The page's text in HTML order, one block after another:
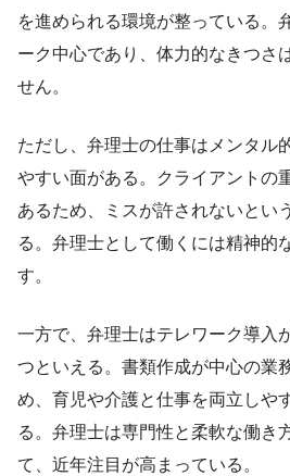
を進められる環境が整っている。
ーク中心であり、体力的なきつさ
せん。
ただし、弁理士の仕事はメンタル
やすい面がある。クライアントの
あるため、ミスが許されないとい
る。弁理士として働くには精神的
す。
一方で、弁理士はテレワーク導入
つといえる。書類作成が中心の業
め、育児や介護と仕事を両立しや
る。弁理士は専門性と柔軟な働き
て、近年注目が高まっている。